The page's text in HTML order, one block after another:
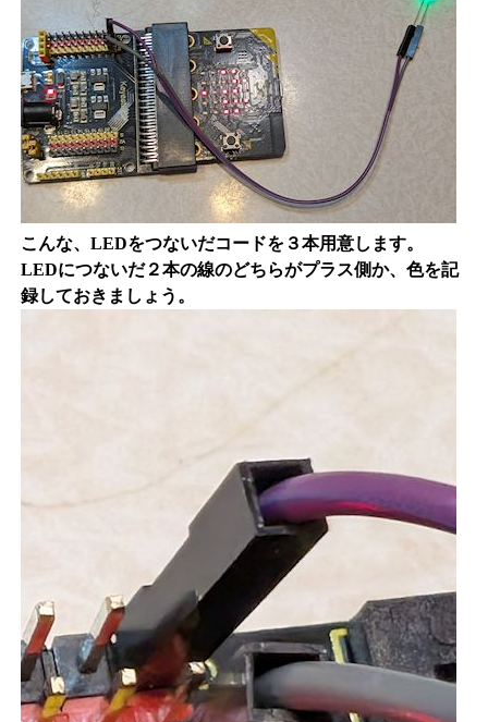
こんな、LEDをつないだコードを３本用意します。
LEDにつないだ２本の線のどちらがプラス側か、色を記
録しておきましょう。